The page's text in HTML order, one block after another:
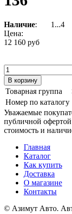
Наличие:
1...4
Цена:
12 160 руб
Товарная группа
Номер по каталогу
Уважаемые
публичной
стоимость и
Главная
Каталог
Как купить
Доставка
О магазине
Контакты
© Азимут Авто.